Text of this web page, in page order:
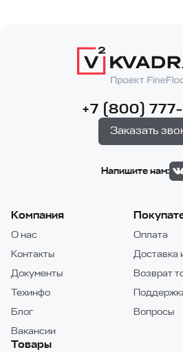
+7 (800)
Заказать
Напишите нам:
Компания
О нас
Контакты
Документы
Техинфо
Блог
Вакансии
Оплата
Доставка
Возврат
Вопросы
Товары